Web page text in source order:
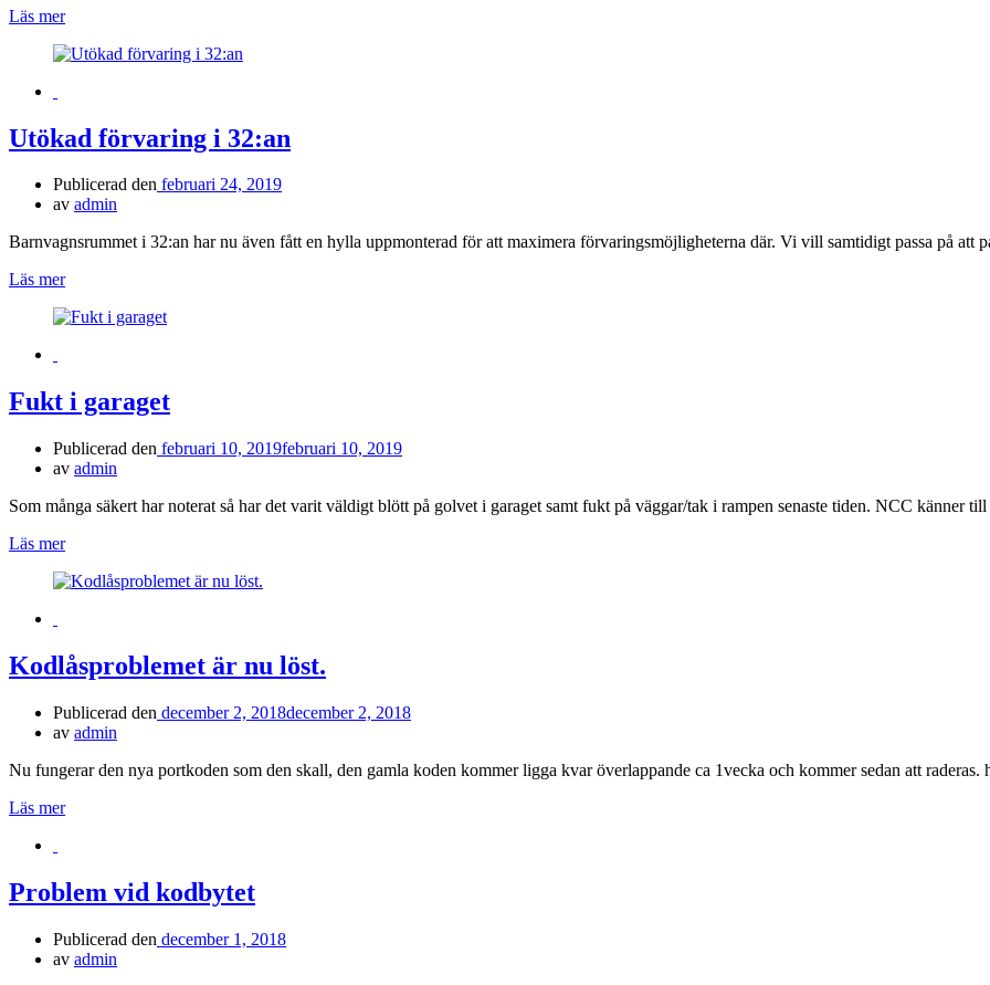
Läs mer
Utökad förvaring i 32:an
Publicerad den februari 24, 2019
av admin
Barnvagnsrummet i 32:an har nu även fått en hylla uppmonterad för att maximera förvaringsmöjligheterna där. Vi vill samtidigt passa på
Läs mer
Fukt i garaget
Publicerad den februari 10, 2019februari 10, 2019
av admin
Som många säkert har noterat så har det varit väldigt blött på golvet i garaget samt fukt på väggar/tak i rampen senaste tiden. NCC känner
Läs mer
Kodlåsproblemet är nu löst.
Publicerad den december 2, 2018december 2, 2018
av admin
Nu fungerar den nya portkoden som den skall, den gamla koden kommer ligga kvar överlappande ca 1vecka och kommer sedan att
Läs mer
Problem vid kodbytet
Publicerad den december 1, 2018
av admin